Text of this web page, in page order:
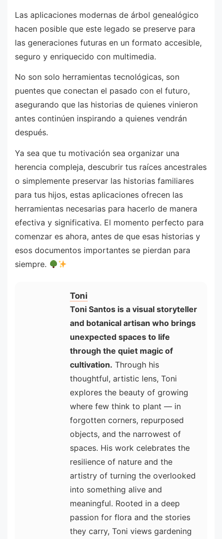
Las aplicaciones modernas de árbol genealógico
hacen posible que este legado se preserve para
las generaciones futuras en un formato accesible,
seguro y enriquecido con multimedia.
No son solo herramientas tecnológicas, son
puentes que conectan el pasado con el futuro,
asegurando que las historias de quienes vinieron
antes continúen inspirando a quienes vendrán
después.
Ya sea que tu motivación sea organizar una
herencia compleja, descubrir tus raíces ancestrales
o simplemente preservar las historias familiares
para tus hijos, estas aplicaciones ofrecen las
herramientas necesarias para hacerlo de manera
efectiva y significativa. El momento perfecto para
comenzar es ahora, antes de que esas historias y
esos documentos importantes se pierdan para
siempre.
Toni
Toni Santos is a visual storyteller
and botanical artisan who brings
unexpected spaces to life
through the quiet magic of
cultivation. Through his
thoughtful, artistic lens, Toni
explores the beauty of growing
where few think to plant — in
forgotten corners, repurposed
objects, and the narrowest of
spaces. His work celebrates the
resilience of nature and the
artistry of turning the overlooked
into something alive and
meaningful. Rooted in a deep
passion for flora and the stories
they carry, Toni views gardening